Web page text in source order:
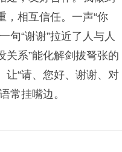
，相互信任。一声“你
句“谢谢”拉近了人与人
关系”能化解剑拔弩张的
让“请、您好、谢谢、对
常挂嘴边。